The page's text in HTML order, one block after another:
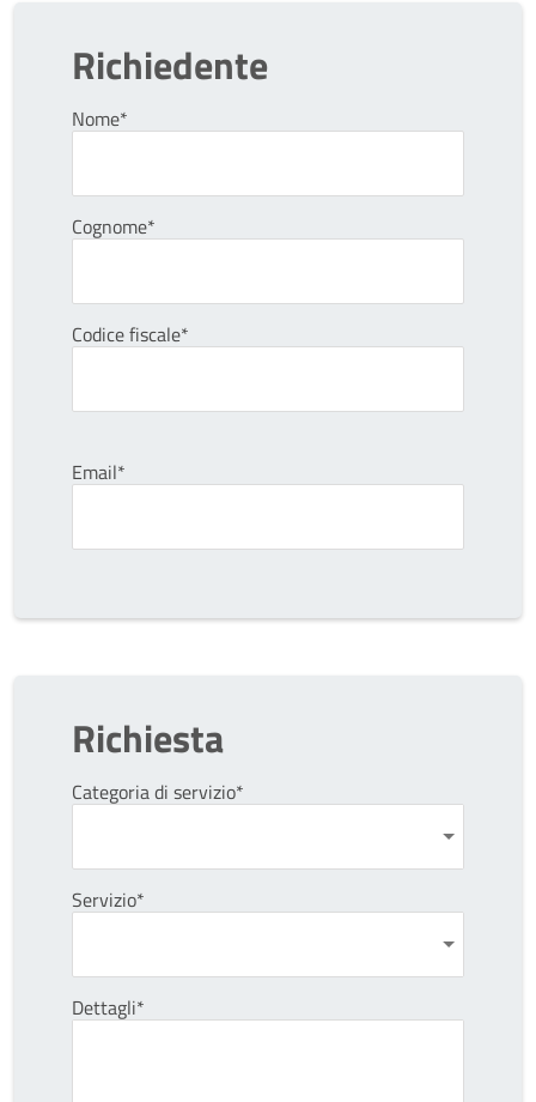
Richiedente
Nome*
Cognome*
Codice fiscale*
Email*
Richiesta
Categoria di servizio*
Servizio*
Dettagli*